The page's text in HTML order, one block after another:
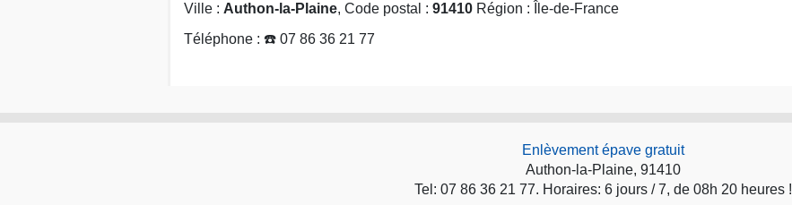
Ville : Authon-la-Plaine, Code postal : 91410 Région : Île-de-France
Téléphone : ☎️ 07 86 36 21 77
Enlèvement épave gratuit
Authon-la-Plaine, 91410
Tel: 07 86 36 21 77. Horaires: 6 jours / 7, de 08h 20 heures !